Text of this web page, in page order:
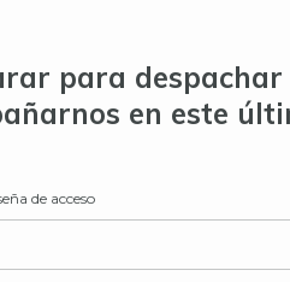
para despachar
en este
de acceso